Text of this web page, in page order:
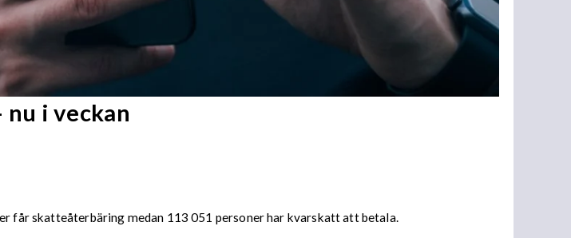
i veckan
får skatteåterbäring medan 113 051 personer har kvarskatt att betala.